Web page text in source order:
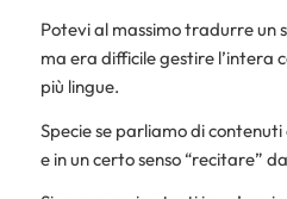
Potevi al massimo tradurre un
ma era difficile gestire l’intera
più lingue.
Specie se parliamo di
e in un certo senso “recitare”